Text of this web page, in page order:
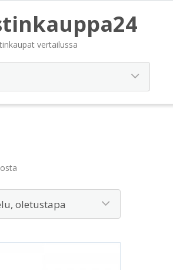
vertailussa